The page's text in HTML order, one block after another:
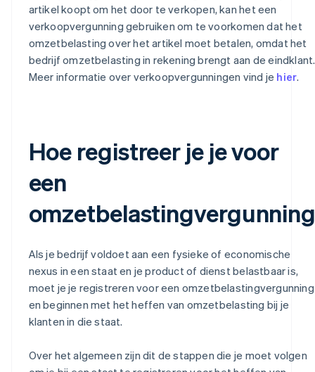
artikel koopt om het door te verkopen, kan het een
verkoopvergunning gebruiken om te voorkomen dat het
omzetbelasting over het artikel moet betalen, omdat het
bedrijf omzetbelasting in rekening brengt aan de eindklant.
Meer informatie over verkoopvergunningen vind je hier.
Hoe registreer je je voor
een
Als je bedrijf voldoet aan een fysieke of economische
nexus in een staat en je product of dienst belastbaar is,
moet je je registreren voor een omzetbelastingvergunning
en beginnen met het heffen van omzetbelasting bij je
klanten in die staat.
Over het algemeen zijn dit de stappen die je moet volgen